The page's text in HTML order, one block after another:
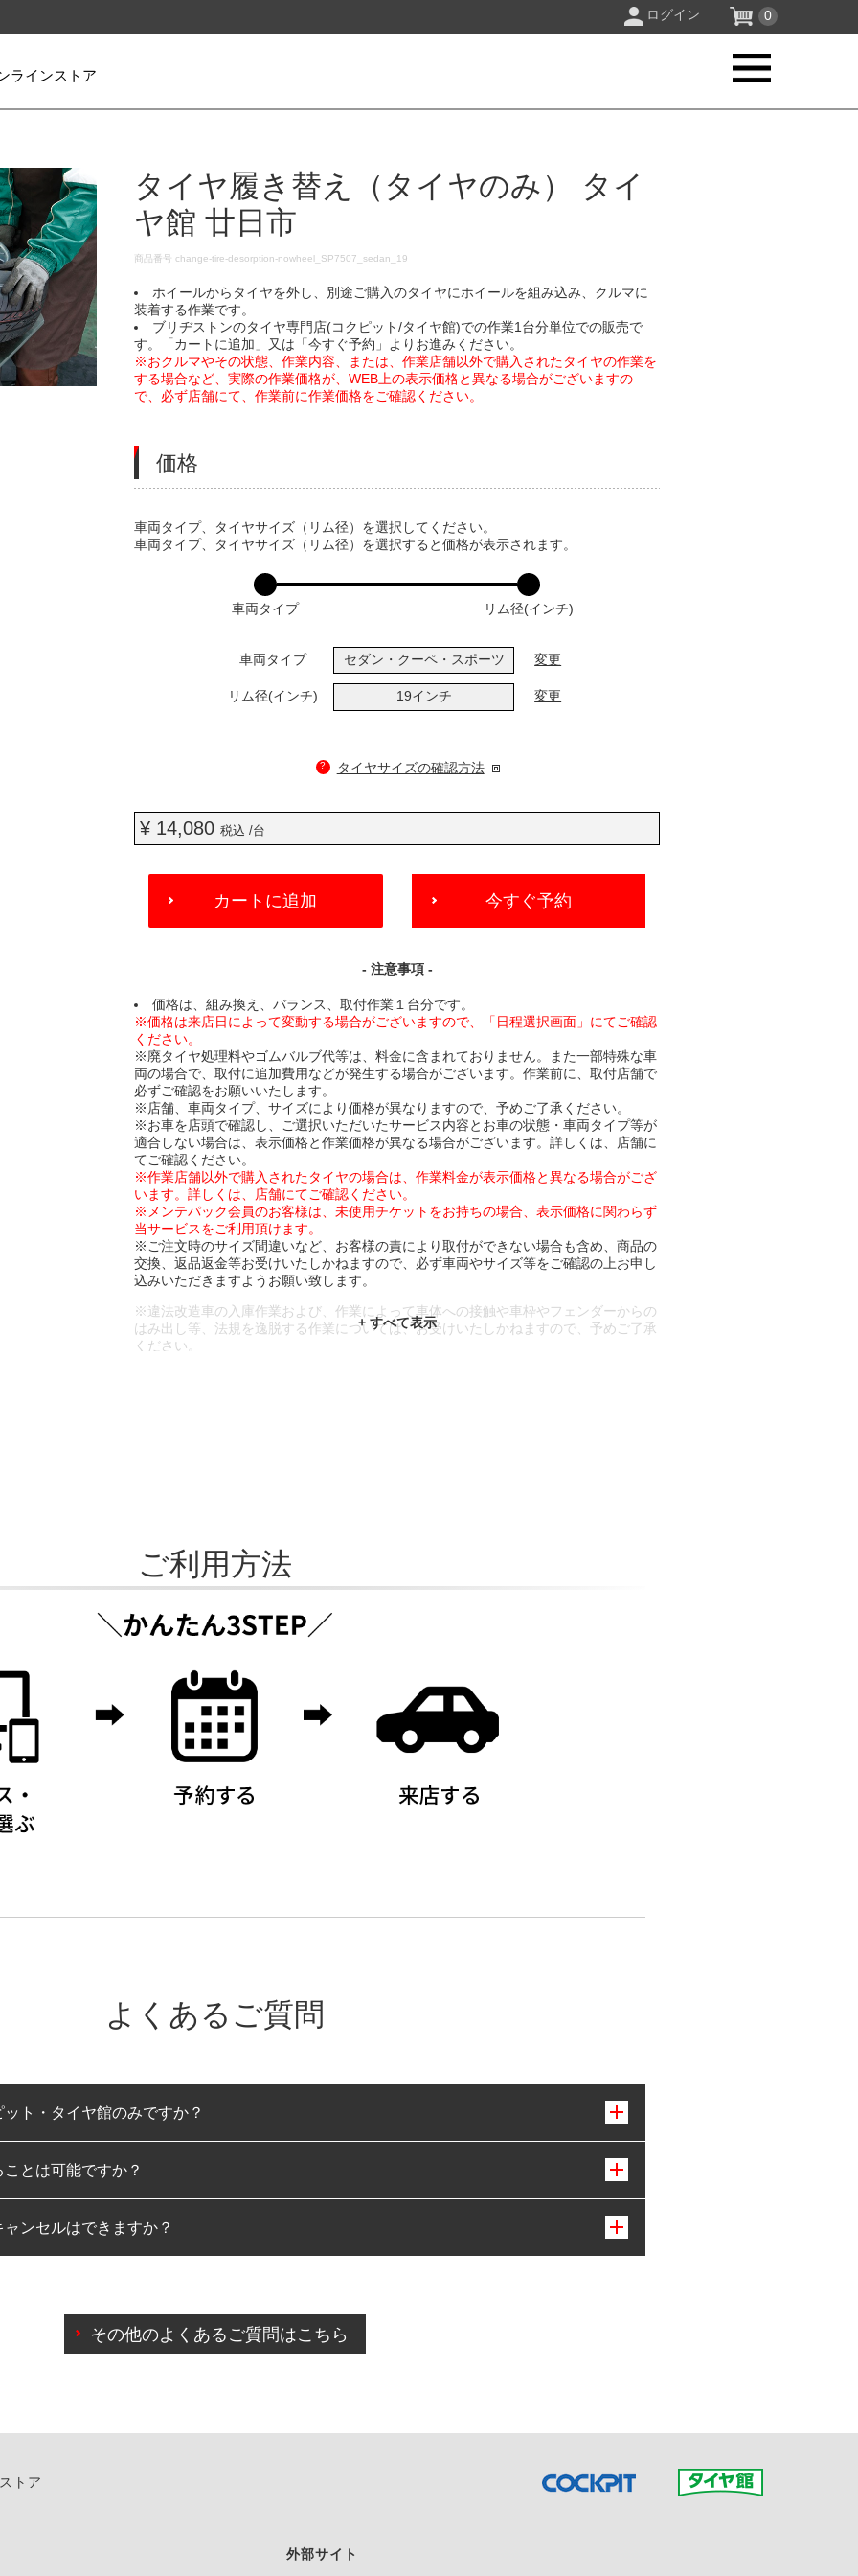
ログイン 0
ラインストア
タイヤ履き替え（タイヤのみ） タイ
ヤ館 廿日市
DETAILS
商品番号change-tire-desorption-nowheel_SP7507_sedan_19
ホイールからタイヤを外し、別途ご購入のタイヤにホイールを組み込み、クルマに
装着する作業です。
ブリヂストンのタイヤ専門店(コクピット/タイヤ館)での作業1台分単位での販売で
す。「カートに追加」又は「今すぐ予約」よりお進みください。
※おクルマやその状態、作業内容、または、作業店舗以外で購入されたタイヤの作業を
する場合など、実際の作業価格が、WEB上の表示価格と異なる場合がございますの
で、必ず店舗にて、作業前に作業価格をご確認ください。
価格
VARIATIONS
車両タイプ、タイヤサイズ（リム径）を選択してください。
車両タイプ、タイヤサイズ（リム径）を選択すると価格が表示されます。
車両タイプ リム径(インチ)
車両タイプ セダン・クーペ・スポーツ 変更
リム径(インチ) 19インチ 変更
? タイヤサイズの確認方法
¥ 14,080税込 /台
ADD
CART
カートに追加 今すぐ予約
- 注意事項 -
価格は、組み換え、バランス、取付作業１台分です。
※価格は来店日によって変動する場合がございますので、「日程選択画面」にてご確認
ください。
※廃タイヤ処理料やゴムバルブ代等は、料金に含まれておりません。また一部特殊な車
両の場合で、取付に追加費用などが発生する場合がございます。作業前に、取付店舗で
必ずご確認をお願いいたします。
※店舗、車両タイプ、サイズにより価格が異なりますので、予めご了承ください。
※お車を店頭で確認し、ご選択いただいたサービス内容とお車の状態・車両タイプ等が
適合しない場合は、表示価格と作業価格が異なる場合がございます。詳しくは、店舗に
てご確認ください。
※作業店舗以外で購入されたタイヤの場合は、作業料金が表示価格と異なる場合がござ
います。詳しくは、店舗にてご確認ください。
※メンテパック会員のお客様は、未使用チケットをお持ちの場合、表示価格に関わらず
当サービスをご利用頂けます。
※ご注文時のサイズ間違いなど、お客様の責により取付ができない場合も含め、商品の
交換、返品返金等お受けいたしかねますので、必ず車両やサイズ等をご確認の上お申し
込みいただきますようお願い致します。
※違法改造車の入庫作業および、作業によって車体への接触や車枠やフェンダーからの
はみ出し等、法規を逸脱する作業については、お受けいたしかねますので、予めご了承
ください。
ご利用方法
よくあるご質問
ト・タイヤ館のみですか？
みとなります。
とは可能ですか？
可能です。
ンセルはできますか？
によりご予約のキャンセルをご希望の際は、直接ご予約いただいた店舗へご連絡くださ
その他のよくあるご質問はこちら
トア
外部サイト